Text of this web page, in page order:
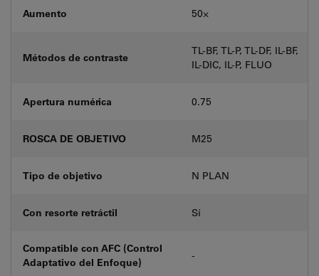
Aumento 50⨉
Métodos de contraste
TL-BF, TL-P, TL-DF, IL-BF,
IL-DIC, IL-P, FLUO
Apertura numérica 0.75
ROSCA DE OBJETIVO M25
Tipo de objetivo N PLAN
Con resorte retráctil Sí
Compatible con AFC (Control
Adaptativo del Enfoque)
-